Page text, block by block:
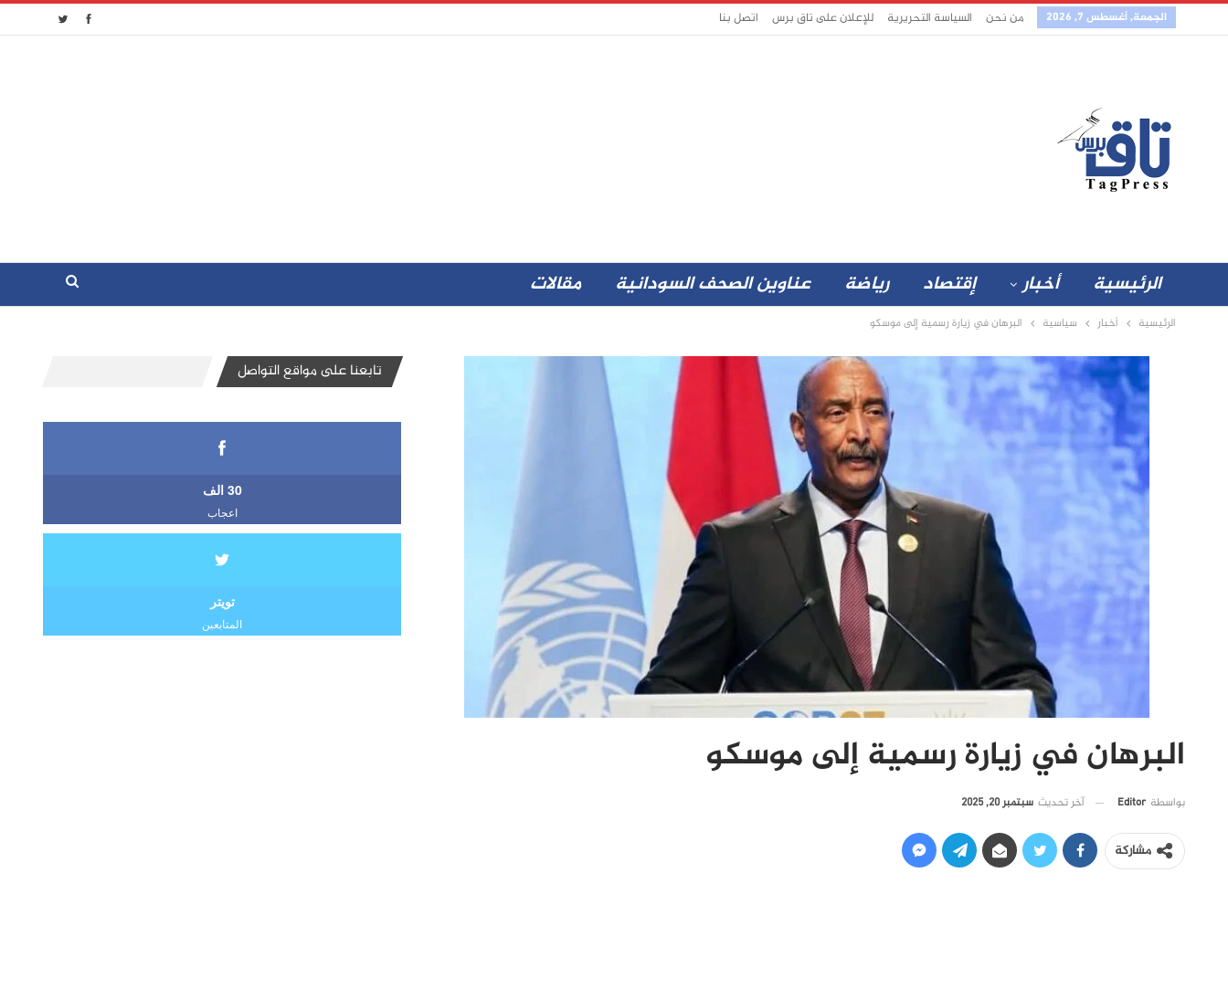
الجمعة, أغسطس 7, 2026 من نحن السياسة التحريرية للإعلان على تاق برس اتصل بنا
الرئيسية أخبار إقتصاد رياضة عناوين الصحف السودانية مقالات
الرئيسية أخبار سياسية البرهان في زيارة رسمية إلى موسكو
البرهان في زيارة رسمية إلى موسكو
بواسطة Editor آخر تحديث سبتمبر 20, 2025
مشاركة
تابعنا على مواقع التواصل
30 الف
اعجاب
تويتر
المتابعين